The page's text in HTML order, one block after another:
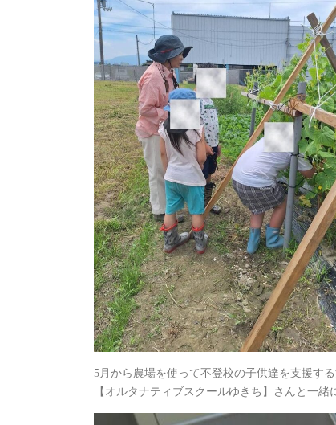
5月から農場を使って不登校の子供達を支援す
【オルタナティブスクールゆきち】さんと一